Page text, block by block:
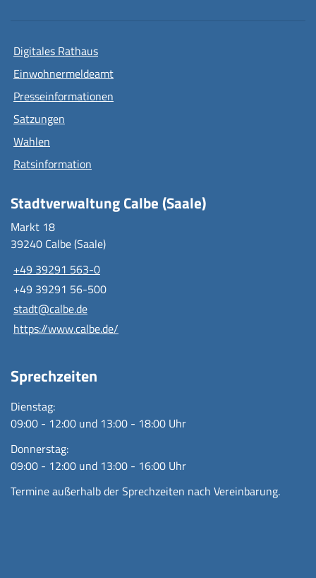
Digitales Rathaus
Einwohnermeldeamt
Presseinformationen
Satzungen
Wahlen
Ratsinformation
Stadtverwaltung Calbe (Saale)
Markt 18
39240 Calbe (Saale)
+49 39291 563-0
+49 39291 56-500
stadt@calbe.de
https://www.calbe.de/
Sprechzeiten
Dienstag:
09:00 - 12:00 und 13:00 - 18:00 Uhr
Donnerstag:
09:00 - 12:00 und 13:00 - 16:00 Uhr
Termine außerhalb der Sprechzeiten nach Vereinbarung.